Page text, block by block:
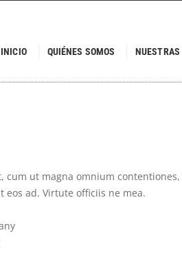
INICIO QUIÉNES SOMOS NUESTRAS
cum ut magna omnium
ad. Virtute officiis ne mea.